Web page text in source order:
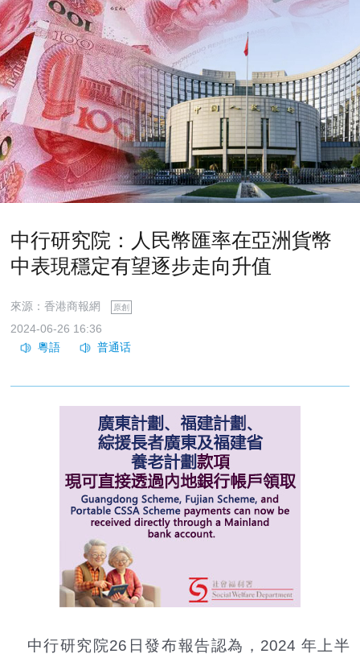
中行研究院：人民幣匯率在亞洲貨幣
中表現穩定有望逐步走向升值
來源：香港商報網 原創
2024-06-26 16:36
中行研究院26日發布報告認為，2024 年上半